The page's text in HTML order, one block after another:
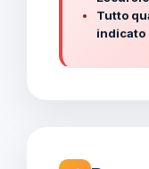
Tutto
indicato